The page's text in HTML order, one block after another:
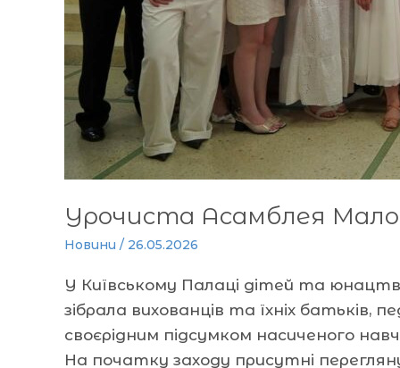
Урочиста Асамблея
Новини / 26.05.2026
У Київському Палаці дітей та
зібрала вихованців та їхніх батьків,
своєрідним підсумком насиченого
На початку заходу присутні